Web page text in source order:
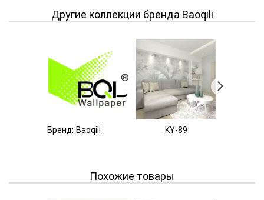
Другие коллекции бренда Baoqili
Бренд: Baoqili KY-89
Похожие товары